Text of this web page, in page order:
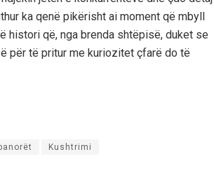
ka qenë pikërisht ai moment që mbyll
histori që, nga brenda shtëpisë, duket se
për të pritur me kuriozitet çfarë do të
Kushtrimi